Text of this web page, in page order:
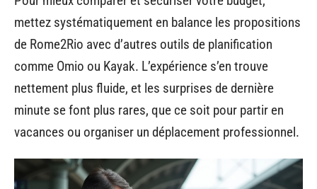
mettez systématiquement en balance les propositions
de Rome2Rio avec d’autres outils de planification
comme Omio ou Kayak. L’expérience s’en trouve
nettement plus fluide, et les surprises de dernière
minute se font plus rares, que ce soit pour partir en
vacances ou organiser un déplacement professionnel.